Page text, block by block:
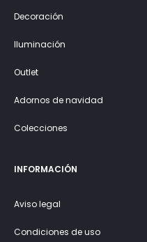
Decoración
Iluminación
Outlet
Adornos de navidad
Colecciones
INFORMACIÓN
Aviso legal
Condiciones de uso